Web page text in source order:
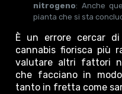
nitrogeno: Anche
pianta che si sta
È un errore cercar
cannabis fiorisca più
valutare altri fattori
che facciano in
tanto in fretta come